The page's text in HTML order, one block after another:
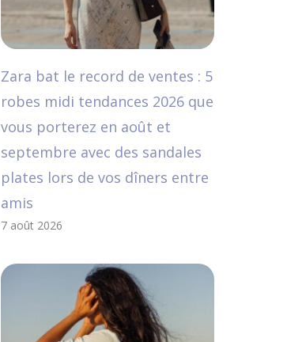
Zara bat le record de ventes : 5
robes midi tendances 2026 que
vous porterez en août et
septembre avec des sandales
plates lors de vos dîners entre
amis
7 août 2026